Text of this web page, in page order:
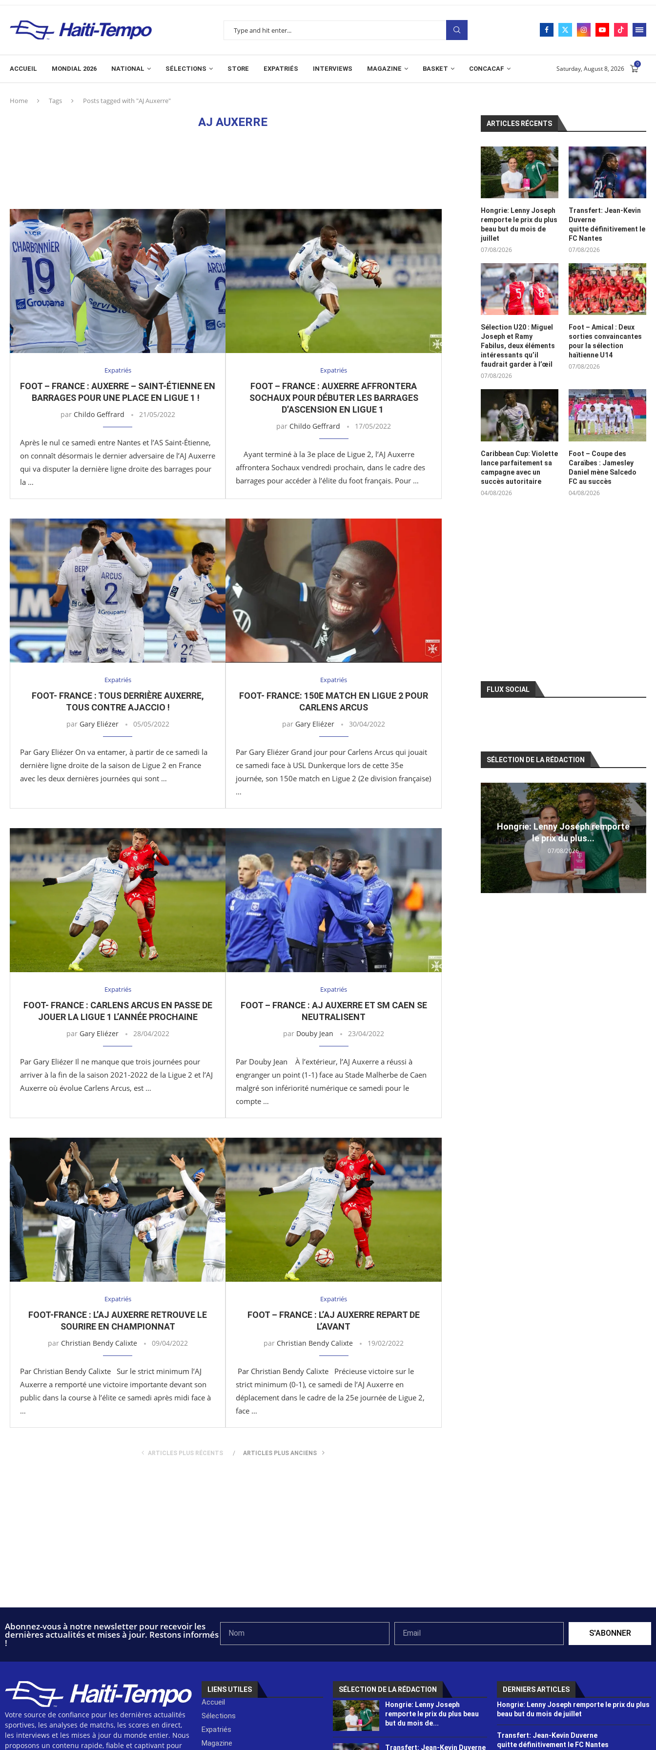
ACCUEIL MONDIAL 2026 NATIONAL SÉLECTIONS STORE EXPATRIÉS INTERVIEWS MAGAZINE BASKET CONCACAF Saturday, August 8, 2026
0
Home Tags Posts tagged with "AJ Auxerre"
AJ AUXERRE
Expatriés
FOOT – FRANCE : AUXERRE – SAINT-ÉTIENNE EN
BARRAGES POUR UNE PLACE EN LIGUE 1 !
par Childo Geffrard 21/05/2022
Après le nul ce samedi entre Nantes et l’AS Saint-Étienne,
on connaît désormais le dernier adversaire de l’AJ Auxerre
qui va disputer la dernière ligne droite des barrages pour
la …
Expatriés
FOOT – FRANCE : AUXERRE AFFRONTERA
SOCHAUX POUR DÉBUTER LES BARRAGES
D’ASCENSION EN LIGUE 1
par Childo Geffrard 17/05/2022
Ayant terminé à la 3e place de Ligue 2, l’AJ Auxerre
affrontera Sochaux vendredi prochain, dans le cadre des
barrages pour accéder à l’élite du foot français. Pour …
Expatriés
FOOT- FRANCE : TOUS DERRIÈRE AUXERRE,
TOUS CONTRE AJACCIO !
par Gary Eliézer 05/05/2022
Par Gary Eliézer On va entamer, à partir de ce samedi la
dernière ligne droite de la saison de Ligue 2 en France
avec les deux dernières journées qui sont …
Expatriés
FOOT- FRANCE: 150E MATCH EN LIGUE 2 POUR
CARLENS ARCUS
par Gary Eliézer 30/04/2022
Par Gary Eliézer Grand jour pour Carlens Arcus qui jouait
ce samedi face à USL Dunkerque lors de cette 35e
journée, son 150e match en Ligue 2 (2e division française)
…
Expatriés
FOOT- FRANCE : CARLENS ARCUS EN PASSE DE
JOUER LA LIGUE 1 L’ANNÉE PROCHAINE
par Gary Eliézer 28/04/2022
Par Gary Eliézer Il ne manque que trois journées pour
arriver à la fin de la saison 2021-2022 de la Ligue 2 et l’AJ
Auxerre où évolue Carlens Arcus, est …
Expatriés
FOOT – FRANCE : AJ AUXERRE ET SM CAEN SE
NEUTRALISENT
par Douby Jean 23/04/2022
Par Douby Jean À l’extérieur, l’AJ Auxerre a réussi à
engranger un point (1-1) face au Stade Malherbe de Caen
malgré son infériorité numérique ce samedi pour le
compte …
Expatriés
FOOT-FRANCE : L’AJ AUXERRE RETROUVE LE
SOURIRE EN CHAMPIONNAT
par Christian Bendy Calixte 09/04/2022
Par Christian Bendy Calixte Sur le strict minimum l’AJ
Auxerre a remporté une victoire importante devant son
public dans la course à l’élite ce samedi après midi face à
…
Expatriés
FOOT – FRANCE : L’AJ AUXERRE REPART DE
L’AVANT
par Christian Bendy Calixte 19/02/2022
Par Christian Bendy Calixte Précieuse victoire sur le
strict minimum (0-1), ce samedi de l’AJ Auxerre en
déplacement dans le cadre de la 25e journée de Ligue 2,
face …
ARTICLES PLUS RÉCENTS ARTICLES PLUS ANCIENS
ARTICLES RÉCENTS
Hongrie: Lenny Joseph
remporte le prix du plus
beau but du mois de
juillet
07/08/2026
Transfert: Jean-Kevin
Duverne
quitte définitivement le
FC Nantes
07/08/2026
Sélection U20 : Miguel
Joseph et Ramy
Fabilus, deux éléments
intéressants qu’il
faudrait garder à l’œil
07/08/2026
Foot – Amical : Deux
sorties convaincantes
pour la sélection
haïtienne U14
07/08/2026
Caribbean Cup: Violette
lance parfaitement sa
campagne avec un
succès autoritaire
04/08/2026
Foot – Coupe des
Caraïbes : Jamesley
Daniel mène Salcedo
FC au succès
04/08/2026
FLUX SOCIAL
SÉLECTION DE LA RÉDACTION
Hongrie: Lenny Joseph remporte
le prix du plus...
07/08/2026
Abonnez-vous à notre newsletter pour recevoir les
dernières actualités et mises à jour. Restons informés
!
S'ABONNER
Votre source de confiance pour les dernières actualités
sportives, les analyses de matchs, les scores en direct,
les interviews et les mises à jour du monde entier. Nous
proposons un contenu rapide, fiable et captivant pour
LIENS UTILES
Accueil
Sélections
Expatriés
Magazine
SÉLECTION DE LA RÉDACTION
Hongrie: Lenny Joseph
remporte le prix du plus beau
but du mois de...
Transfert: Jean-Kevin Duverne
DERNIERS ARTICLES
Hongrie: Lenny Joseph remporte le prix du plus
beau but du mois de juillet
Transfert: Jean-Kevin Duverne
quitte définitivement le FC Nantes